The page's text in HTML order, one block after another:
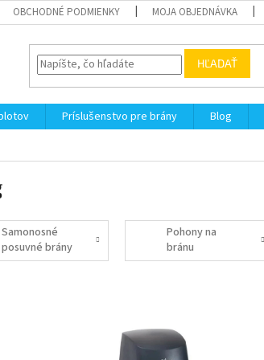
OBCHODNÉ PODMIENKY MOJA OBJEDNÁVKA
HĽADAŤ
Príslušenstvo pre brány Blog
Samonosné
posuvné brány
Pohony na
bránu